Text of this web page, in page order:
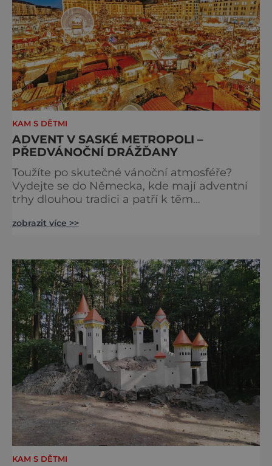
KAM S DĚTMI
ADVENT V SASKÉ METROPOLI –
PŘEDVÁNOČNÍ DRÁŽĎANY
Toužíte po skutečné vánoční atmosféře?
Vydejte se do Německa, kde mají adventní
trhy dlouhou tradici a patří k těm
českým hranicím najdete v Drážďanech –
S norimberským Christkindlesmarktem se
drážďanské vánoční trhy každoročně
přetahují o pozici nejnavštěvovanějších t
zobrazit více >>
KAM S DĚTMI